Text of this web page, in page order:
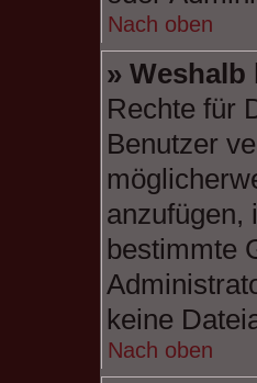
Nach oben
»
Rechte für
Benutzer
anzufügen,
bestimmte
keine
Nach oben